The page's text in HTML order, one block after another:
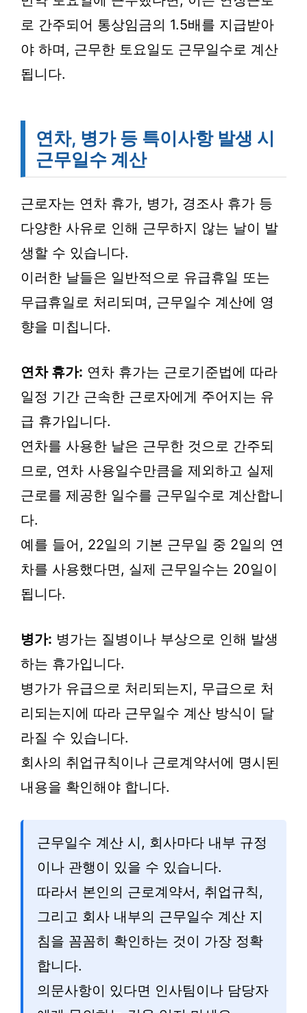
로 간주되어 통상임금의 1.5배를 지급받아
야 하며, 근무한 토요일도 근무일수로 계산
됩니다.
연차, 병가 등 특이사항 발생 시
근무일수 계산
근로자는 연차 휴가, 병가, 경조사 휴가 등
다양한 사유로 인해 근무하지 않는 날이 발
생할 수 있습니다.
이러한 날들은 일반적으로 유급휴일 또는
무급휴일로 처리되며, 근무일수 계산에 영
향을 미칩니다.
연차 휴가: 연차 휴가는 근로기준법에 따라
일정 기간 근속한 근로자에게 주어지는 유
급 휴가입니다.
연차를 사용한 날은 근무한 것으로 간주되
므로, 연차 사용일수만큼을 제외하고 실제
근로를 제공한 일수를 근무일수로 계산합니
다.
예를 들어, 22일의 기본 근무일 중 2일의 연
차를 사용했다면, 실제 근무일수는 20일이
됩니다.
병가: 병가는 질병이나 부상으로 인해 발생
하는 휴가입니다.
병가가 유급으로 처리되는지, 무급으로 처
리되는지에 따라 근무일수 계산 방식이 달
라질 수 있습니다.
회사의 취업규칙이나 근로계약서에 명시된
내용을 확인해야 합니다.
근무일수 계산 시, 회사마다 내부 규정
이나 관행이 있을 수 있습니다.
따라서 본인의 근로계약서, 취업규칙,
그리고 회사 내부의 근무일수 계산 지
침을 꼼꼼히 확인하는 것이 가장 정확
합니다.
의문사항이 있다면 인사팀이나 담당자